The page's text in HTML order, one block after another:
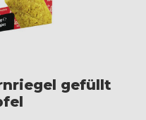
gefüllt